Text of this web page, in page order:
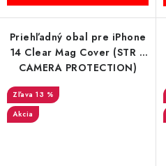
Priehľadný obal pre iPhone
14 Clear Mag Cover (STR /
CAMERA PROTECTION)
compatible with MagSafe
13 %
Akcia